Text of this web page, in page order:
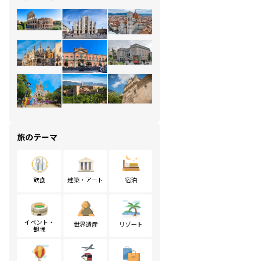
旅のテーマ
飲食 建築・アート 宿泊
イベント・
観戦
世界遺産 リゾート